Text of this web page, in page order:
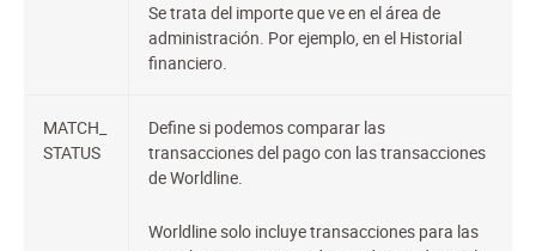
Se trata del importe que ve en el área de
administración. Por ejemplo, en el Historial
financiero.
MATCH_
STATUS
Define si podemos comparar las
transacciones del pago con las transacciones
de Worldline.
Worldline solo incluye transacciones para las